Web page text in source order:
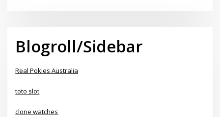
Blogroll/Sidebar
Real Pokies Australia
toto slot
clone watches